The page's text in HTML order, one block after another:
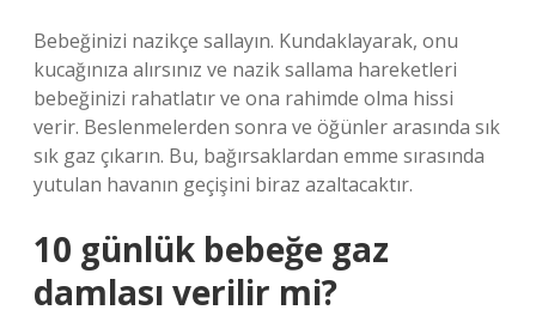
Bebeğinizi nazikçe sallayın. Kundaklayarak, onu
kucağınıza alırsınız ve nazik sallama hareketleri
bebeğinizi rahatlatır ve ona rahimde olma hissi
verir. Beslenmelerden sonra ve öğünler arasında sık
sık gaz çıkarın. Bu, bağırsaklardan emme sırasında
yutulan havanın geçişini biraz azaltacaktır.
10 günlük bebeğe gaz
damlası verilir mi?